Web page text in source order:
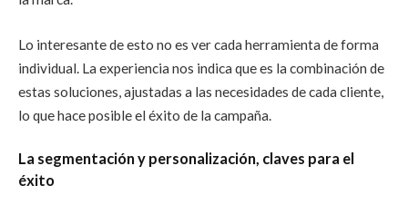
Lo interesante de esto no es ver cada herramienta de forma
individual. La experiencia nos indica que es la combinación de
estas soluciones, ajustadas a las necesidades de cada cliente,
lo que hace posible el éxito de la campaña.
La segmentación y personalización, claves para el
éxito